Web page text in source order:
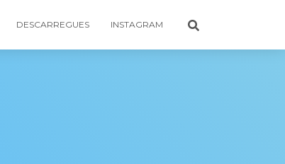
DESCARREGUES INSTAGRAM